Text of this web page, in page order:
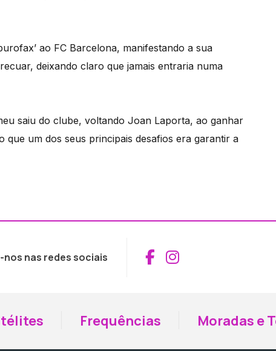
ao FC Barcelona, manifestando a sua
deixando claro que jamais entraria numa
saiu do clube, voltando Joan Laporta, ao ganhar
que um dos seus principais desafios era garantir a
nos nas redes sociais Aceder ao
Aceder ao
Frequências Moradas e